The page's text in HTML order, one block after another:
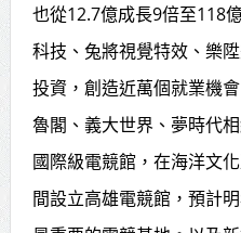
也從12.7億成長9倍至118
科技、兔將視覺特效、樂
投資，創造近萬個就業機
魯閣、義大世界、夢時代
國際級電競館，在海洋文
間設立高雄電競館，預計